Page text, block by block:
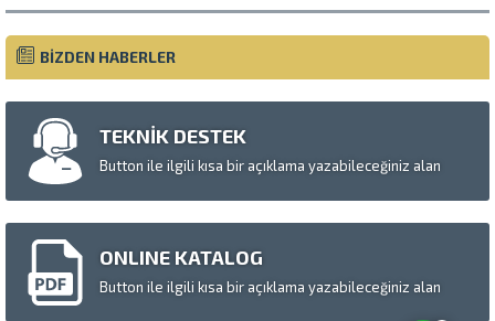
BİZDEN HABERLER
TEKNİK DESTEK
Button ile ilgili kısa bir açıklama yazabileceğiniz alan
ONLINE KATALOG
Button ile ilgili kısa bir açıklama yazabileceğiniz alan
Cevap Yaz